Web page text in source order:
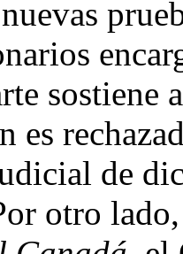
sostiene
es
de
otro